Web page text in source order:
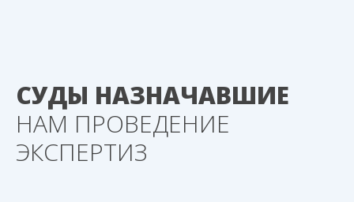
СУДЫ НАЗНАЧАВШИЕ
НАМ ПРОВЕДЕНИЕ
ЭКСПЕРТИЗ